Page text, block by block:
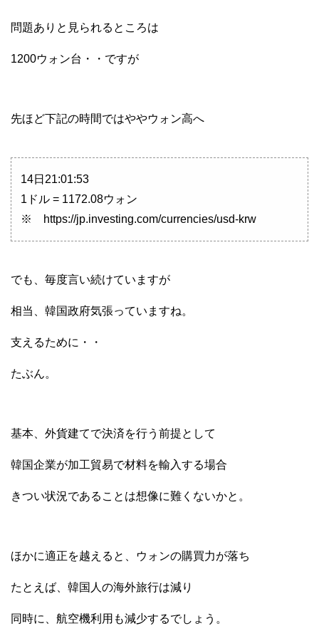
問題ありと見られるところは
1200ウォン台・・ですが
先ほど下記の時間ではややウォン高へ
14日21:01:53
1ドル = 1172.08ウォン
※ https://jp.investing.com/currencies/usd-krw
でも、毎度言い続けていますが
相当、韓国政府気張っていますね。
支えるために・・
たぶん。
基本、外貨建てで決済を行う前提として
韓国企業が加工貿易で材料を輸入する場合
きつい状況であることは想像に難くないかと。
ほかに適正を越えると、ウォンの購買力が落ち
たとえば、韓国人の海外旅行は減り
同時に、航空機利用も減少するでしょう。